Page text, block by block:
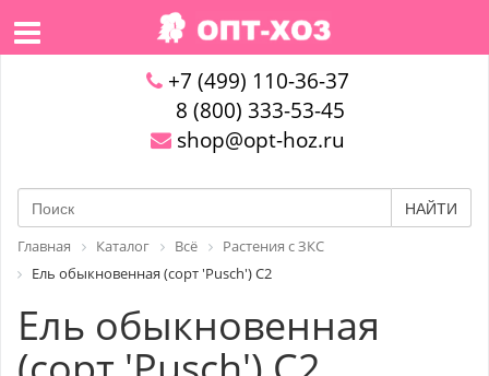
+7 (499) 110-36-37
8 (800) 333-53-45
shop@opt-hoz.ru
НАЙТИ
Главная Каталог Всё
Растения с ЗКС
Ель обыкновенная (сорт 'Pusch') C2
Ель обыкновенная